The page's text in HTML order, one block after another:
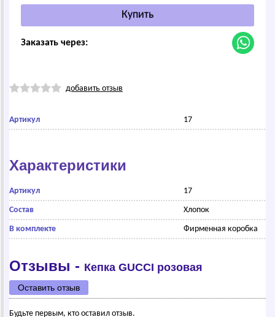
Заказать через:
добавить отзыв
Артикул 17
Характеристики
Артикул 17
Состав Хлопок
В комплекте Фирменная коробка
Отзывы - Кепка GUССI розовая
Оставить отзыв
Будьте первым, кто оставил отзыв.